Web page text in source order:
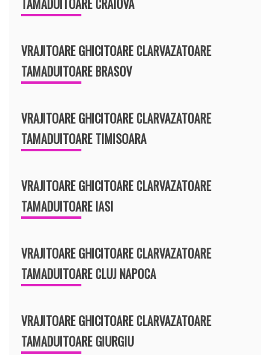
TAMADUITOARE CRAIOVA
VRAJITOARE GHICITOARE CLARVAZATOARE
TAMADUITOARE BRASOV
VRAJITOARE GHICITOARE CLARVAZATOARE
TAMADUITOARE TIMISOARA
VRAJITOARE GHICITOARE CLARVAZATOARE
TAMADUITOARE IASI
VRAJITOARE GHICITOARE CLARVAZATOARE
TAMADUITOARE CLUJ NAPOCA
VRAJITOARE GHICITOARE CLARVAZATOARE
TAMADUITOARE GIURGIU